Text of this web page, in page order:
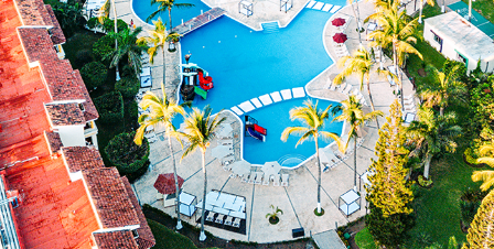
Experiencias
Preguntas
Frecuentes
Contacto
Blog